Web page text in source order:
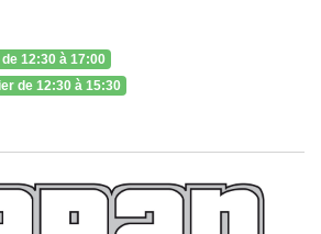
12:30 à 17:00
de 12:30 à 15:30